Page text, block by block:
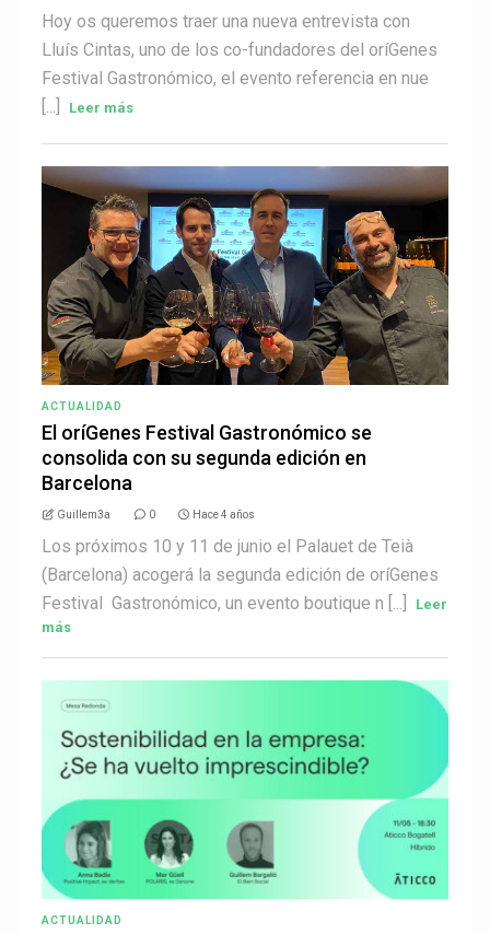
Hoy os queremos traer una nueva entrevista con
Lluís Cintas, uno de los co-fundadores del oríGenes
Festival Gastronómico, el evento referencia en nue
[...]
Leer más
ACTUALIDAD
El oríGenes Festival Gastronómico se
consolida con su segunda edición en
Barcelona
Guillem3a 0 Hace 4 años
Los próximos 10 y 11 de junio el Palauet de Teià
(Barcelona) acogerá la segunda edición de oríGenes
Festival Gastronómico, un evento boutique n [...]
Leer
más
ACTUALIDAD